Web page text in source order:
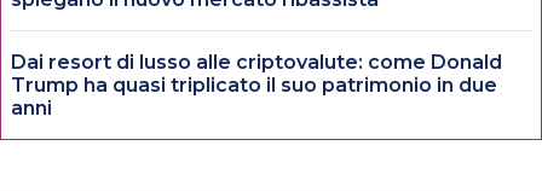
Dai resort di lusso alle criptovalute: come Donald
Trump ha quasi triplicato il suo patrimonio in due
anni